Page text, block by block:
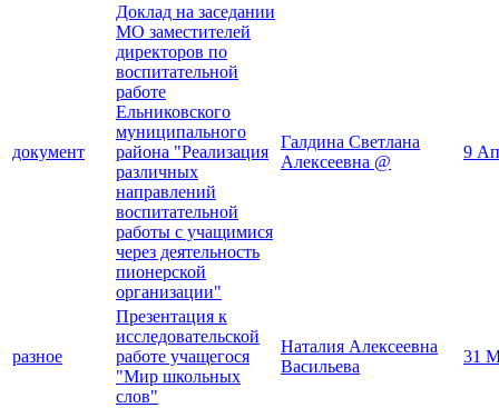
документ
Доклад на заседании
МО заместителей
директоров по
воспитательной
работе
Ельниковского
муниципального
района "Реализация
различных
направлений
воспитательной
работы с учащимися
через деятельность
пионерской
организации"
Галдина Светлана
Алексеевна @
9
разное
Презентация к
исследовательской
работе учащегося
"Мир школьных
слов"
Наталия Алексеевна
Васильева
31